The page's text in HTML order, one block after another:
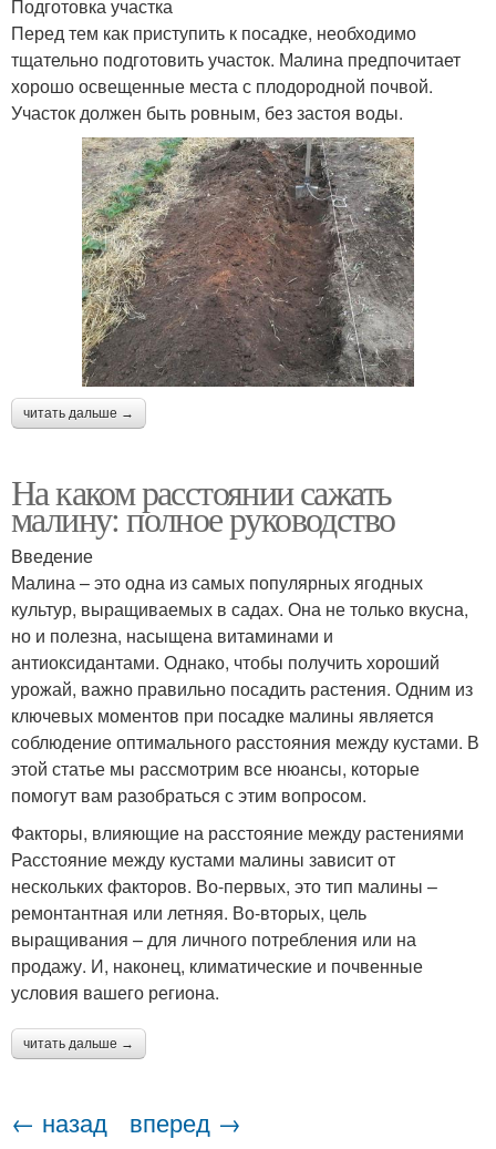
Подготовка участка
Перед тем как приступить к посадке, необходимо
тщательно подготовить участок. Малина предпочитает
хорошо освещенные места с плодородной почвой.
Участок должен быть ровным, без застоя воды.
читать дальше →
На каком расстоянии сажать
малину: полное руководство
Введение
Малина – это одна из самых популярных ягодных
культур, выращиваемых в садах. Она не только вкусна,
но и полезна, насыщена витаминами и
антиоксидантами. Однако, чтобы получить хороший
урожай, важно правильно посадить растения. Одним из
ключевых моментов при посадке малины является
соблюдение оптимального расстояния между кустами. В
этой статье мы рассмотрим все нюансы, которые
помогут вам разобраться с этим вопросом.
Факторы, влияющие на расстояние между растениями
Расстояние между кустами малины зависит от
нескольких факторов. Во-первых, это тип малины –
ремонтантная или летняя. Во-вторых, цель
выращивания – для личного потребления или на
продажу. И, наконец, климатические и почвенные
условия вашего региона.
читать дальше →
← назад вперед →